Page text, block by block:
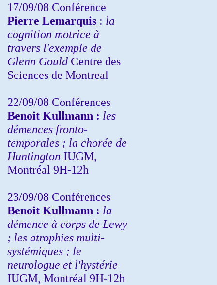
17/09/08 Conférence
Pierre Lemarquis : la
cognition motrice à
travers l'exemple de
Glenn Gould Centre des
Sciences de Montreal
22/09/08 Conférences
Benoit Kullmann : les
démences fronto-
temporales ; la chorée de
Huntington IUGM,
Montréal 9H-12h
23/09/08 Conférences
Benoit Kullmann : la
démence à corps de Lewy
; les atrophies multi-
systémiques ; le
neurologue et l'hystérie
IUGM, Montréal 9H-12h